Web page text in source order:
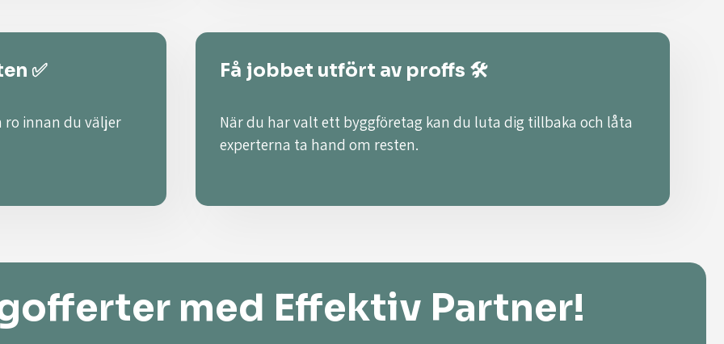
✅
ro innan du väljer
Få jobbet utfört av proffs 🛠️
När du har valt ett byggföretag kan du luta dig tillbaka och låta
experterna ta hand om resten.
med Effektiv Partner!